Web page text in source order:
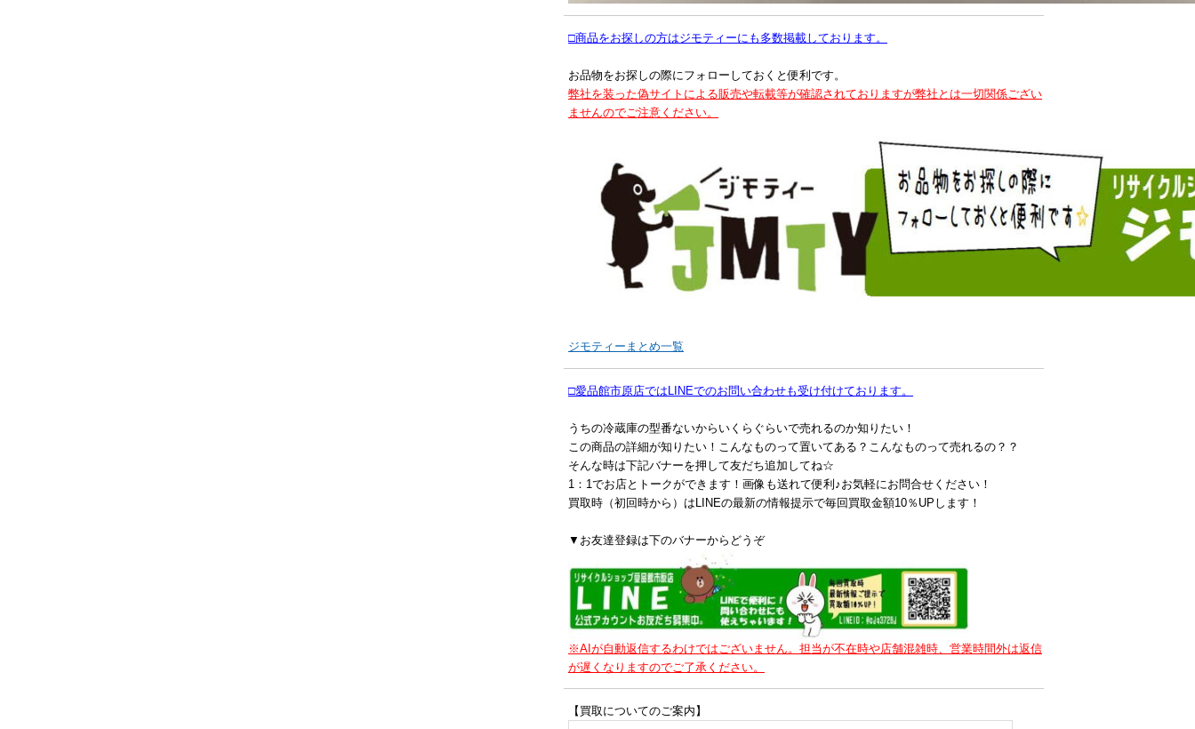
□商品をお探しの方はジモティーにも多数掲載しております。
お品物をお探しの際にフォローしておくと便利です。
弊社を装った偽サイトによる販売や転載等が確認されておりますが弊社とは一切関係ござい
ませんのでご注意ください。
ジモティーまとめ一覧
□愛品館市原店ではLINEでのお問い合わせも受け付けております。
うちの冷蔵庫の型番ないからいくらぐらいで売れるのか知りたい！
この商品の詳細が知りたい！こんなものって置いてある？こんなものって売れるの？？
そんな時は下記バナーを押して友だち追加してね☆
1：1でお店とトークができます！画像も送れて便利♪お気軽にお問合せください！
買取時（初回時から）はLINEの最新の情報提示で毎回買取金額10％UPします！
▼お友達登録は下のバナーからどうぞ
※AIが自動返信するわけではございません。担当が不在時や店舗混雑時、営業時間外は返信
が遅くなりますのでご了承ください。
【買取についてのご案内】